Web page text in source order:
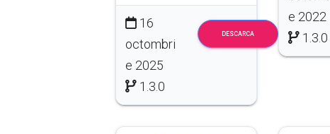
16
octombri
e 2025
1.3.0
DESCARCA
e 2022
1.3.0